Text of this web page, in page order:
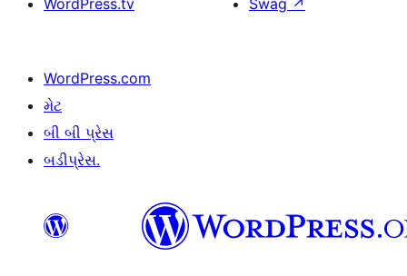
WordPress.tv
Swag ↗
WordPress.com
મેટ
બી બી પ્રેસ
બડીપ્રેસ.